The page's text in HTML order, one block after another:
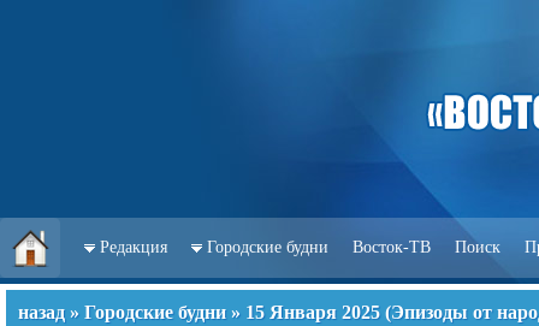
Редакция Городские будни Восток-ТВ Поиск
назад » Городские будни » 15 Января 2025 (Эпизоды от